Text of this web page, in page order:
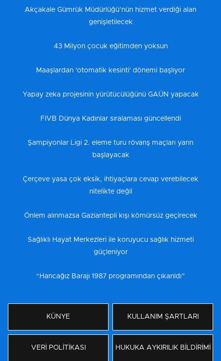
Akçakale Gümrük Müdürlüğü’nün hizmet verdiği alan
genişletilecek
43 Milyon çocuk eğitimden yoksun
Maaşlardan 'otomatik kesinti' dönemi başlıyor
Yapay zeka projesinin yürütücülüğünü GAÜN yapacak
FIVB Dünya Kadınlar sıralaması güncellendi
Şampiyonlar Ligi 2. eleme turu rövanş maçları yarın
başlayacak
Çerçeve yasa çok eksik, ihtiyaçlara cevap verebilecek
nitelikte değil
Önlem alınmazsa Gaziantepli kışı kömürsüz geçirecek
Sağlıklı Hayat Merkezleri ile koruyucu sağlık hizmeti
güçleniyor
“Hancağız Barajı 1987 programından çıkarıldı”
KÜNYE KULLANIM ŞARTLARI
VERİ POLİTİKASI HUKUKA AYKIRILIK BİLDİRİMİ